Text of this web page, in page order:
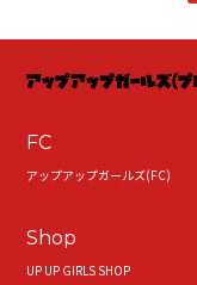
FC
アップアップガールズ(FC)
Shop
UP UP GIRLS SHOP